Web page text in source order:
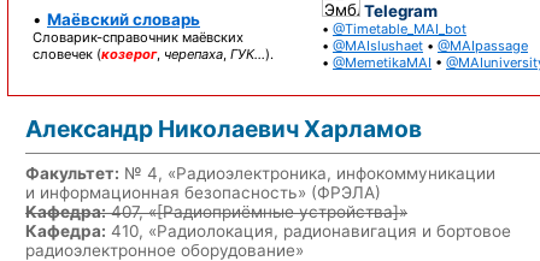
• Маёвский словарь
Словарик-справочник маёвских
словечек (козерог, черепаха, ГУК…).
Telegram
• @Timetable_MAI_bot
• @MAIslushaet • @MAIpassage
• @MemetikaMAI •
Александр Николаевич Харламов
Факультет: № 4, «Радиоэлектроника, инфокоммуникации
и информационная безопасность» (ФРЭЛА)
Кафедра:407, «[Радиоприёмные устройства]»
Кафедра: 410, «Радиолокация, радионавигация и бортовое
радиоэлектронное оборудование»